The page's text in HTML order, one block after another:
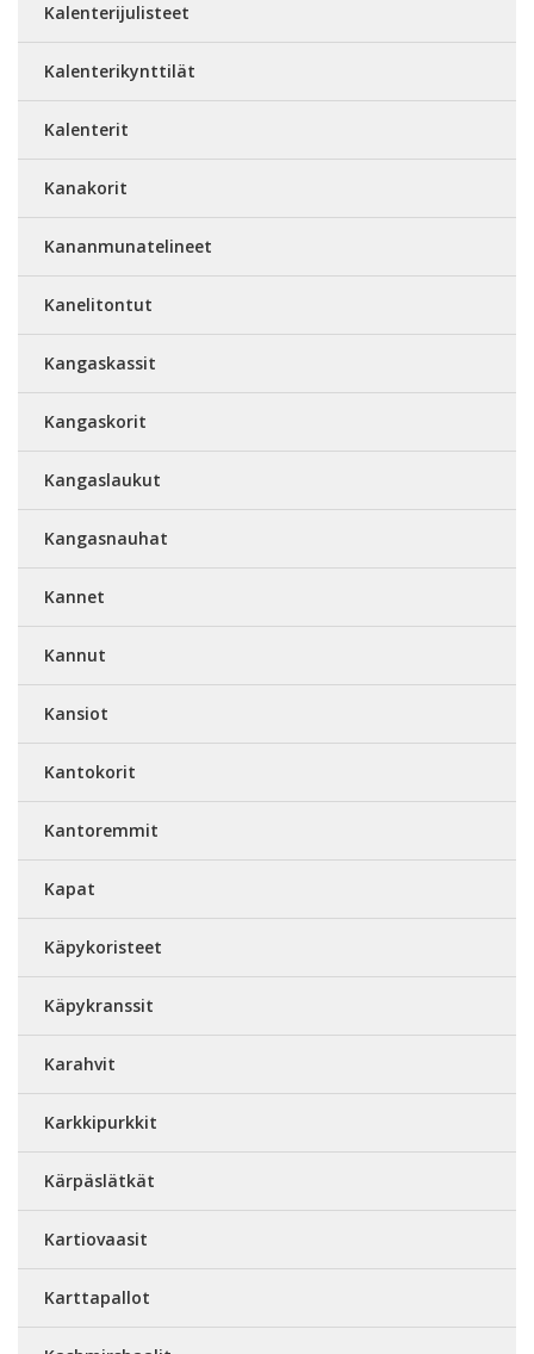
Kalenterijulisteet
Kalenterikynttilät
Kalenterit
Kanakorit
Kananmunatelineet
Kanelitontut
Kangaskassit
Kangaskorit
Kangaslaukut
Kangasnauhat
Kannet
Kannut
Kansiot
Kantokorit
Kantoremmit
Kapat
Käpykoristeet
Käpykranssit
Karahvit
Karkkipurkkit
Kärpäslätkät
Kartiovaasit
Karttapallot